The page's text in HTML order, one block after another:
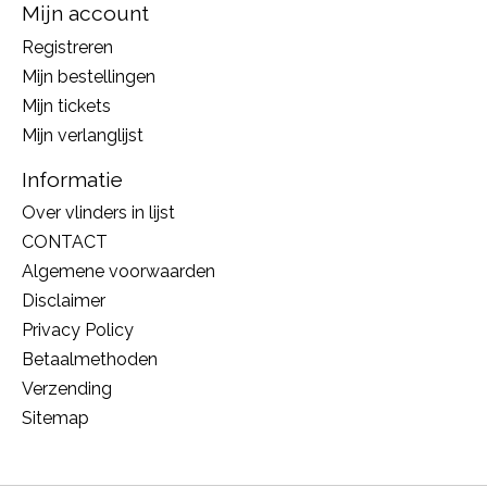
Mijn account
Registreren
Mijn bestellingen
Mijn tickets
Mijn verlanglijst
Informatie
Over vlinders in lijst
CONTACT
Algemene voorwaarden
Disclaimer
Privacy Policy
Betaalmethoden
Verzending
Sitemap